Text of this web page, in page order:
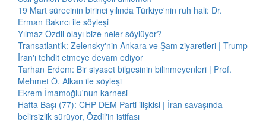
19 Mart sürecinin birinci yılında Türkiye'nin ruh hali: Dr.
Erman Bakırcı ile söyleşi
Yılmaz Özdil olayı bize neler söylüyor?
Transatlantik: Zelensky'nin Ankara ve Şam ziyaretleri | Trump
İran'ı tehdit etmeye devam ediyor
Tarhan Erdem: Bir siyaset bilgesinin bilinmeyenleri | Prof.
Mehmet Ö. Alkan ile söyleşi
Ekrem İmamoğlu'nun karnesi
Hafta Başı (77): CHP-DEM Parti ilişkisi | İran savaşında
belirsizlik sürüyor, Özdil'in istifası